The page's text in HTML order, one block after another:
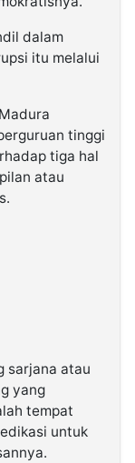
dalam
itu melalui
tinggi
tiga hal
atau
sarjana atau
yang
tempat
untuk